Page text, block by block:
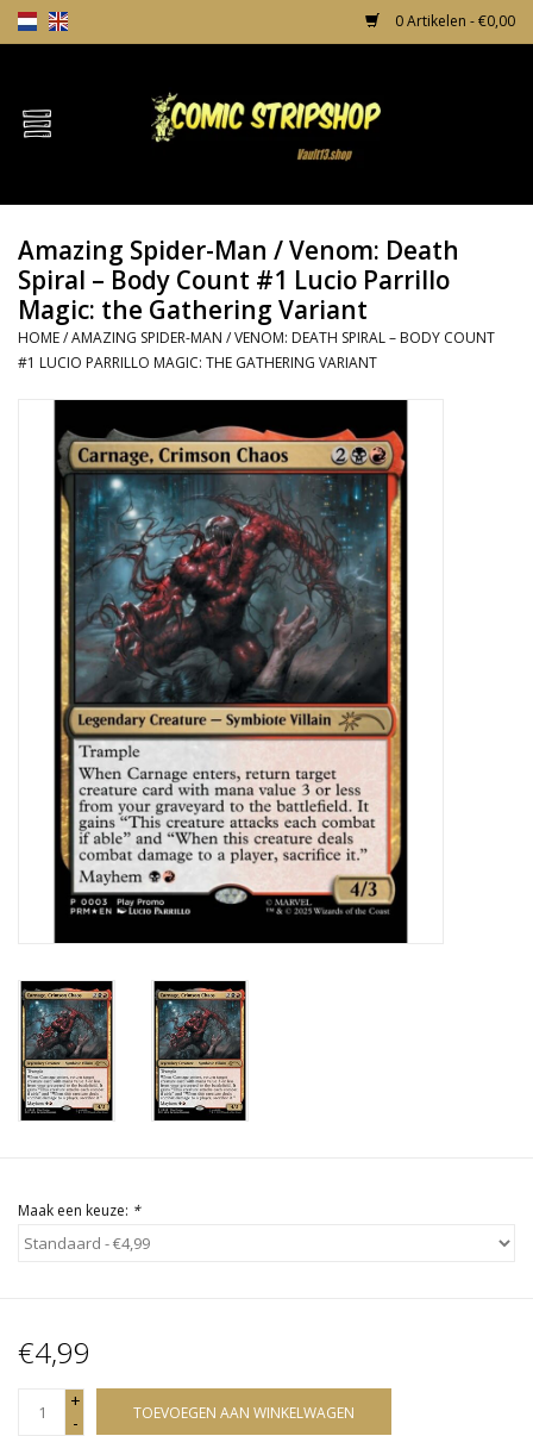
0 Artikelen - €0,00
Home
TPB's
Incentives
News
Amazing Spider-Man / Venom: Death
Spiral – Body Count #1 Lucio Parrillo
Magic: the Gathering Variant
HOME/AMAZING SPIDER-MAN / VENOM: DEATH SPIRAL – BODY COUNT
#1 LUCIO PARRILLO MAGIC: THE GATHERING VARIANT
Maak een keuze: *
€4,99
+
-
TOEVOEGEN AAN WINKELWAGEN